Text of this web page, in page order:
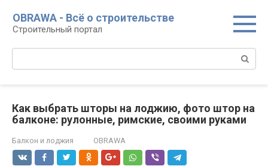
контенту
OBRAWA - Всё о строительстве
Строительный портал
Как выбрать шторы на лоджию, фото штор на
балконе: рулонные, римские, своими руками
Балкон и лоджия OBRAWA